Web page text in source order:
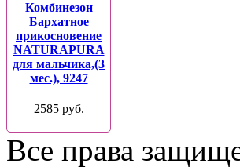
Комбинезон
Бархатное
прикосновение
NATURAPURA
для мальчика,(3
мес.), 9247
2585 руб.
Все права